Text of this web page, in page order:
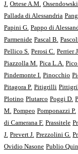
J. Ortese A.M.
Pallada di Alessandria
Papini G. Pappo di
Parmenide Pascal B.
Pellico S. Perosi C. Perrier
Piazzolla M. Pica L.A.
Pindemonte I. Pinocchio
Pitagora P. Pitigrilli
Plotino Plutarco Poggi D.
M. Pompeo Pomponazzi P.
di Camerana F. Prassitele
J. Prevert J. Prezzolini G.
Ovidio Nasone Publio